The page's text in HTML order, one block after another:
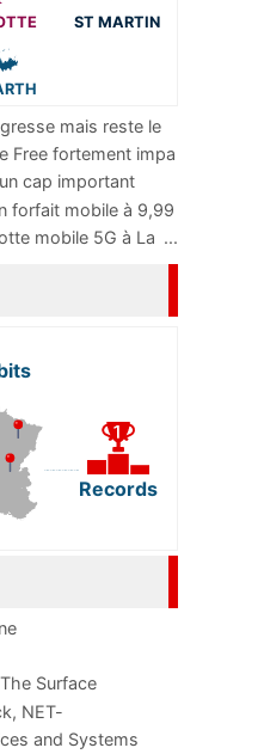
ST MARTIN
mais reste le
...
Free fortement impa
cap important
...
forfait mobile à 9,99
mobile 5G à La ...
Records
Surface
NET-
and Systems